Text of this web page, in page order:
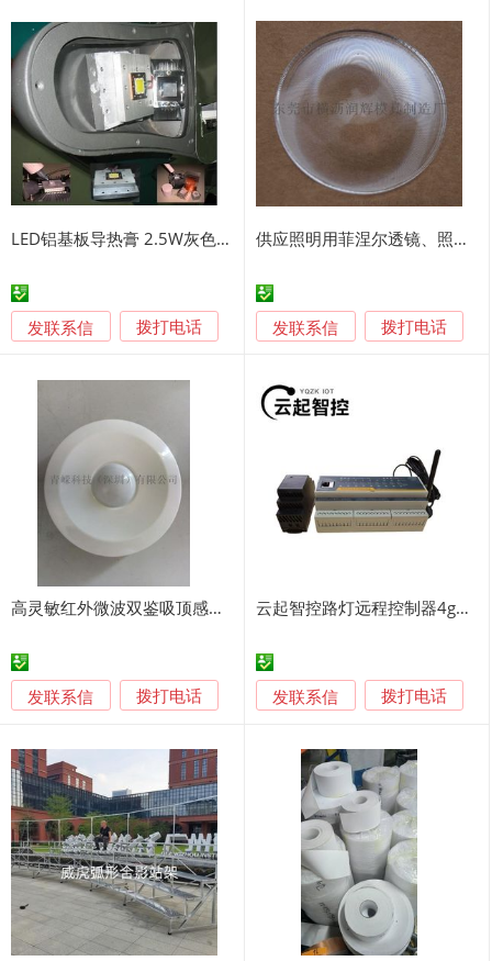
LED铝基板导热膏 2.5W灰色导热膏
发联系信 拨打电话
供应照明用菲涅尔透镜、照明的菲涅尔透镜
发联系信 拨打电话
高灵敏红外微波双鉴吸顶感应器6米安装高度感应开关
发联系信 拨打电话
云起智控路灯远程控制器4g无线9路智能控制模块
发联系信 拨打电话